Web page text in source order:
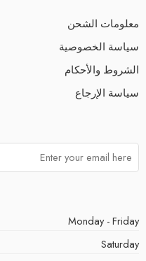
معلومات الشحن
سياسة الخصوصية
الشروط والأحكام
سياسة الإرجاع
Monday - Friday
Saturday